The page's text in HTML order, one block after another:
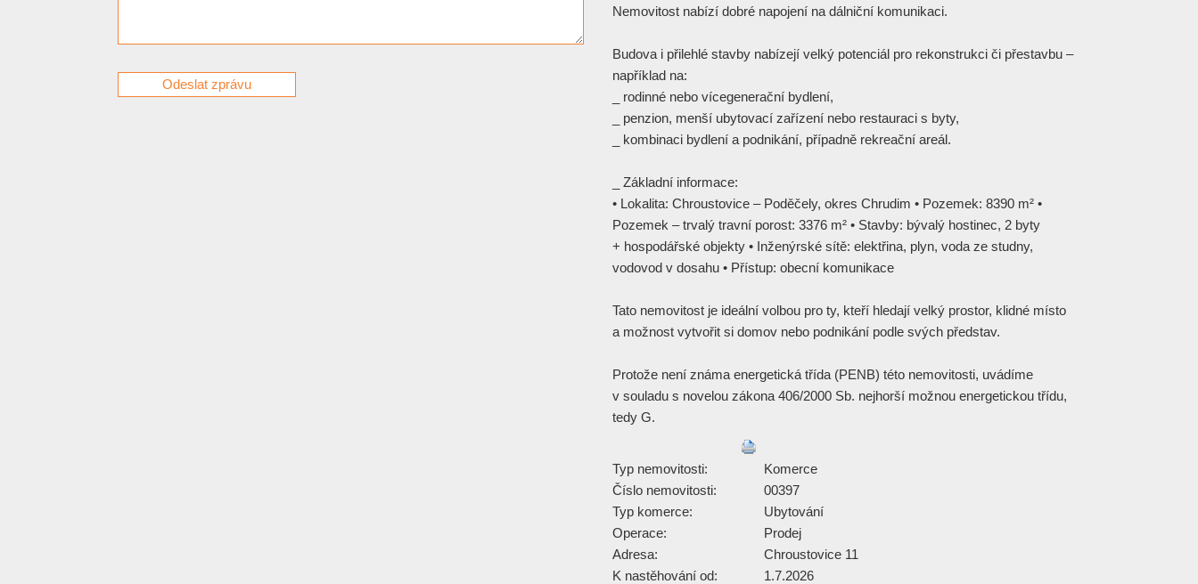
Nemovitost nabízí dobré napojení na dálniční komunikaci.
Budova i přilehlé stavby nabízejí velký potenciál pro rekonstrukci či přestavbu –
například na:
_ rodinné nebo vícegenerační bydlení,
_ penzion, menší ubytovací zařízení nebo restauraci s byty,
_ kombinaci bydlení a podnikání, případně rekreační areál.
_ Základní informace:
• Lokalita: Chroustovice – Poděčely, okres Chrudim • Pozemek: 8390 m² •
Pozemek – trvalý travní porost: 3376 m² • Stavby: bývalý hostinec, 2 byty
+ hospodářské objekty • Inženýrské sítě: elektřina, plyn, voda ze studny,
vodovod v dosahu • Přístup: obecní komunikace
Tato nemovitost je ideální volbou pro ty, kteří hledají velký prostor, klidné místo
a možnost vytvořit si domov nebo podnikání podle svých představ.
Protože není známa energetická třída (PENB) této nemovitosti, uvádíme
v souladu s novelou zákona 406/2000 Sb. nejhorší možnou energetickou třídu,
tedy G.
Typ nemovitosti:
Komerce
Číslo nemovitosti:
00397
Typ komerce:
Ubytování
Operace:
Prodej
Adresa:
Chroustovice 11
K nastěhování od:
1.7.2026